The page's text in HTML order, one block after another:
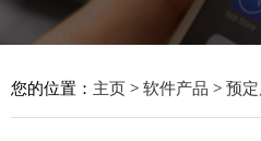
您的位置： 主页 > 软件产品 > 预